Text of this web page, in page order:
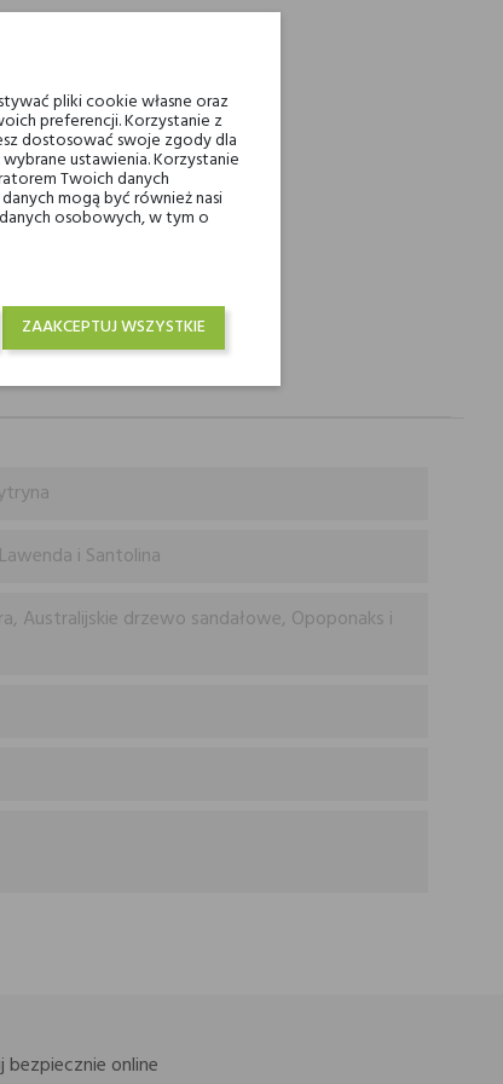
200 zł
zł! Wysyłka w 48H
i Santolina
Australijskie drzewo sandałowe, Opoponaks i
bezpiecznie online
pliki cookie własne oraz
preferencji. Korzystanie z
dostosować swoje zgody dla
ustawienia. Korzystanie
Twoich danych
mogą być również nasi
osobowych, w tym o
ZAAKCEPTUJ WSZYSTKIE